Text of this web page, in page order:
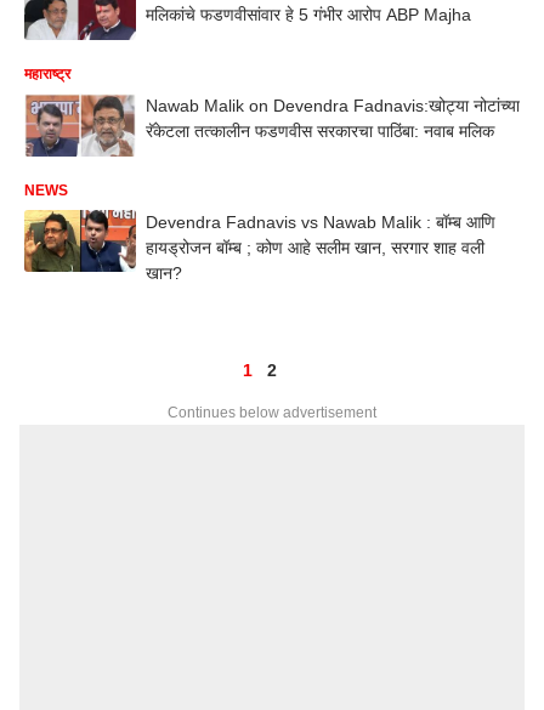
मलिकांचे फडणवीसांवार हे 5 गंभीर आरोप ABP Majha
महाराष्ट्र
Nawab Malik on Devendra Fadnavis:खोट्या नोटांच्या
रॅकेटला तत्कालीन फडणवीस सरकारचा पाठिंबा: नवाब मलिक
NEWS
Devendra Fadnavis vs Nawab Malik : बॉम्ब आणि
हायड्रोजन बॉम्ब ; कोण आहे सलीम खान, सरगार शाह वली
खान?
1 2
Continues below advertisement